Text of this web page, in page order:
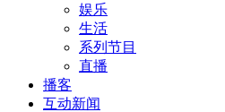
娱乐
生活
系列节目
直播
播客
互动新闻